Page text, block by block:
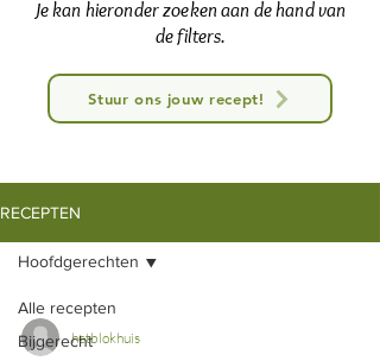
Je kan hieronder zoeken aan de hand van
de filters.
Stuur ons jouw recept!
RECEPTEN
Alle recepten
Bijgerecht
Hoofdgerechten
hetblokhuis